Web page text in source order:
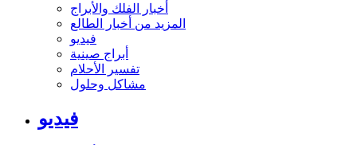
أخبار الفلك والأبراج
المزيد من أخبار الطالع
فيديو
أبراج صينية
تفسير الأحلام
مشاكل وحلول
فيديو